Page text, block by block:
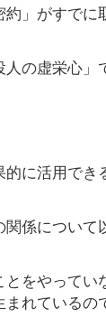
」がすでに
の虚栄心」
的に活用でき
係について
とをやってい
まれているの